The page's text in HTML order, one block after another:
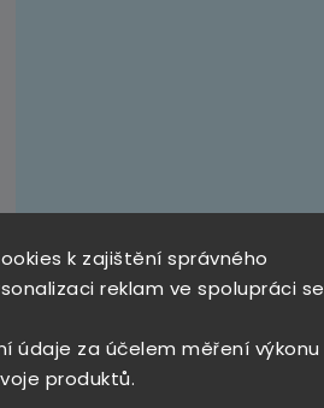
k zajištění správného
reklam ve spolupráci se
údaje za účelem měření výkonu
produktů.